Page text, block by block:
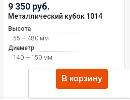
9 350 руб.
Металлический кубок 1014
Высота
55 — 480 мм
Диаметр
140 — 150 мм
В корзину